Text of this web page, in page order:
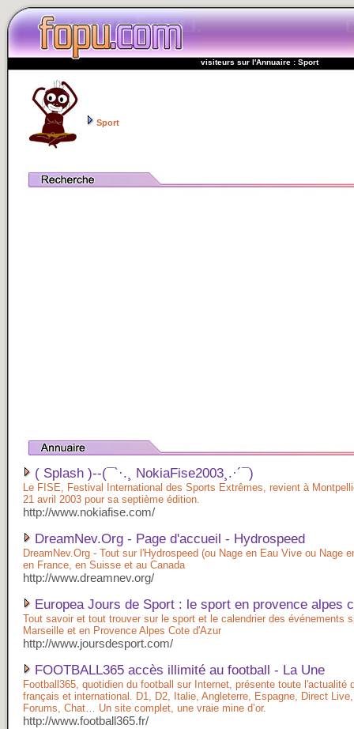
visiteurs sur l'Annuaire : Sport
Sport
( Splash )--(¯`·.¸ NokiaFise2003¸.·´¯)
Le FISE, Festival International des Sports Extrêmes, revient à
21 avril 2003 pour sa septième édition.
http://www.nokiafise.com/
DreamNev.Org - Page d'accueil - Hydrospeed
DreamNev.Org - Tout sur l'Hydrospeed (ou Nage en Eau Vive ou Nage
en France, en Suisse et au Canada
http://www.dreamnev.org/
Europea Jours de Sport : le sport en provence alpes
Tout savoir et tout trouver sur le sport et le calendrier des événements
Marseille et en Provence Alpes Cote d'Azur
http://www.joursdesport.com/
FOOTBALL365 accès illimité au football - La Une
Football365, quotidien du football sur Internet, présente toute l'actualité
français et international. D1, D2, Italie, Angleterre, Espagne, Direct
Forums, Chat… Un site complet, une vraie mine d’or.
http://www.football365.fr/